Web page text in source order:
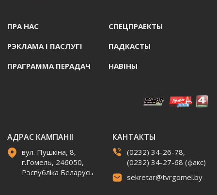
ПРА НАС СПЕЦПРАЕКТЫ
РЭКЛАМА I ПАСЛУГI ПАДКАСТЫ
ПРАГРАММА ПЕРАДАЧ НАВIНЫ
АДРАС КАМПАНІІ
вул. Пушкіна, 8,
г.Гомель, 246050,
Рэспубліка Беларусь
КАНТАКТЫ
(0232) 34-26-78,
(0232) 34-27-68 (факс)
sekretar@tvrgomel.by